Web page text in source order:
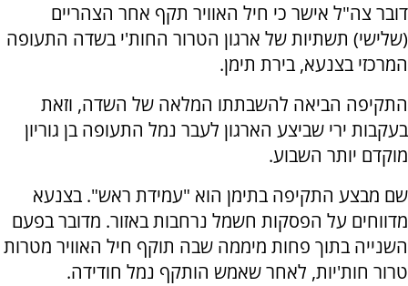
דובר צה"ל אישר כי חיל האוויר תקף אחר הצהריים
(שלישי) תשתיות של ארגון הטרור החות'י בשדה התעופה
המרכזי בצנעא, בירת תימן.
התקיפה הביאה להשבתתו המלאה של השדה, וזאת
בעקבות ירי שביצע הארגון לעבר נמל התעופה בן גוריון
מוקדם יותר השבוע.
שם מבצע התקיפה בתימן הוא "עמידת ראש". בצנעא
מדווחים על הפסקות חשמל נרחבות באזור. מדובר בפעם
השנייה בתוך פחות מיממה שבה תוקף חיל האוויר מטרות
טרור חות'יות, לאחר שאמש הותקף נמל חודידה.